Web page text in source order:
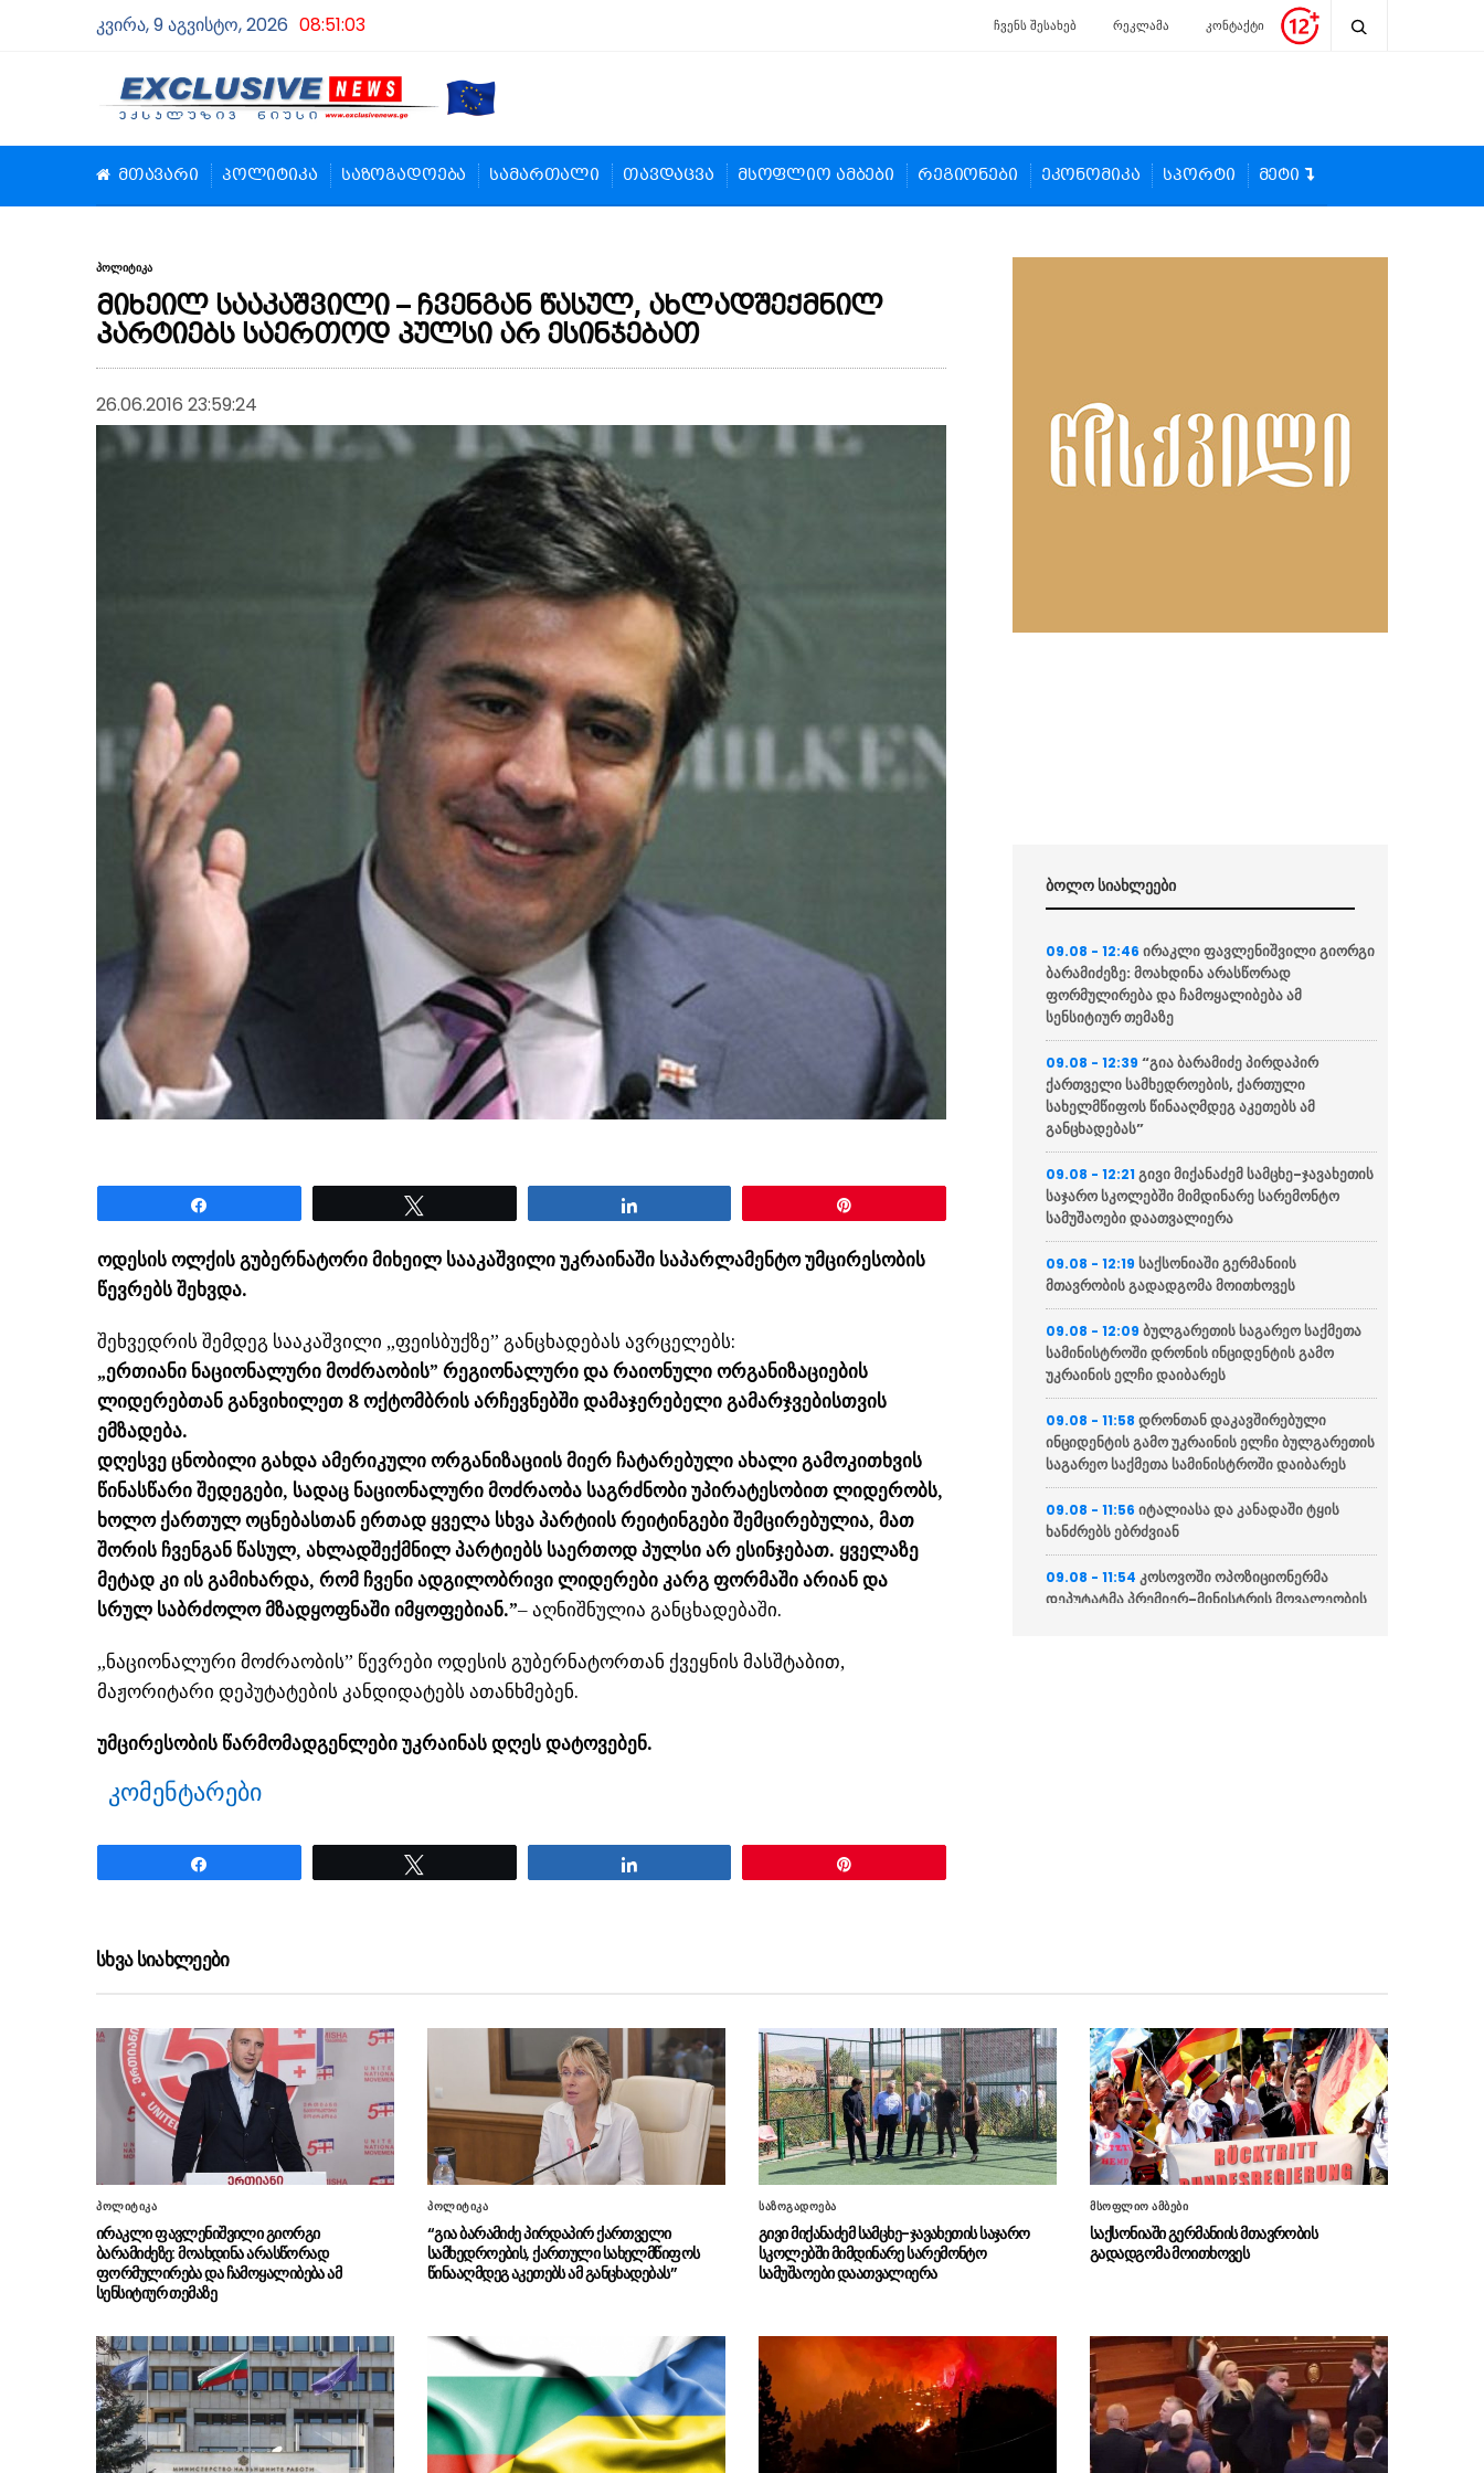
კვირა, 9 აგვისტო, 2026 08:51:03 ჩვენს შესახებ რეკლამა კონტაქტი
მთავარი პოლიტიკა საზოგადოება სამართალი თავდაცვა მსოფლიო ამბები რეგიონები ეკონომიკა სპორტი მეტი
პოლიტიკა
მიხეილ სააკაშვილი – ჩვენგან წასულ, ახლადშექმნილ
პარტიებს საერთოდ პულსი არ ესინჯებათ
26.06.2016 23:59:24
ოდესის ოლქის გუბერნატორი მიხეილ სააკაშვილი უკრაინაში საპარლამენტო უმცირესობის
წევრებს შეხვდა.
შეხვედრის შემდეგ სააკაშვილი „ფეისბუქზე” განცხადებას ავრცელებს:
„ერთიანი ნაციონალური მოძრაობის” რეგიონალური და რაიონული ორგანიზაციების
ლიდერებთან განვიხილეთ 8 ოქტომბრის არჩევნებში დამაჯერებელი გამარჯვებისთვის
ემზადება.
დღესვე ცნობილი გახდა ამერიკული ორგანიზაციის მიერ ჩატარებული ახალი გამოკითხვის
წინასწარი შედეგები, სადაც ნაციონალური მოძრაობა საგრძნობი უპირატესობით ლიდერობს,
ხოლო ქართულ ოცნებასთან ერთად ყველა სხვა პარტიის რეიტინგები შემცირებულია, მათ
შორის ჩვენგან წასულ, ახლადშექმნილ პარტიებს საერთოდ პულსი არ ესინჯებათ. ყველაზე
მეტად კი ის გამიხარდა, რომ ჩვენი ადგილობრივი ლიდერები კარგ ფორმაში არიან და
სრულ საბრძოლო მზადყოფნაში იმყოფებიან.”– აღნიშნულია განცხადებაში.
„ნაციონალური მოძრაობის” წევრები ოდესის გუბერნატორთან ქვეყნის მასშტაბით,
მაჟორიტარი დეპუტატების კანდიდატებს ათანხმებენ.
უმცირესობის წარმომადგენლები უკრაინას დღეს დატოვებენ.
კომენტარები
ბოლო სიახლეები
09.08 - 12:46ირაკლი ფავლენიშვილი გიორგი
ბარამიძეზე: მოახდინა არასწორად
ფორმულირება და ჩამოყალიბება ამ
სენსიტიურ თემაზე
09.08 - 12:39“გია ბარამიძე პირდაპირ
ქართველი სამხედროების, ქართული
სახელმწიფოს წინააღმდეგ აკეთებს ამ
განცხადებას”
09.08 - 12:21გივი მიქანაძემ სამცხე-ჯავახეთის
საჯარო სკოლებში მიმდინარე სარემონტო
სამუშაოები დაათვალიერა
09.08 - 12:19საქსონიაში გერმანიის
მთავრობის გადადგომა მოითხოვეს
09.08 - 12:09ბულგარეთის საგარეო საქმეთა
სამინისტროში დრონის ინციდენტის გამო
უკრაინის ელჩი დაიბარეს
09.08 - 11:58დრონთან დაკავშირებული
ინციდენტის გამო უკრაინის ელჩი ბულგარეთის
საგარეო საქმეთა სამინისტროში დაიბარეს
09.08 - 11:56იტალიასა და კანადაში ტყის
ხანძრებს ებრძვიან
09.08 - 11:54კოსოვოში ოპოზიციონერმა
დეპუტატმა პრემიერ-მინისტრის მოვალეობის
„ჰიტერატურა“ ჩატარდა
09.08 - 11:04“აშშ-ის სახაზინო
დეპარტამენტის უცხოური აქტივების
კონტროლის ოფისის მიერ სანქცირებული პირი
არ წარმოადგენს საქართველოს ეროვნული
ბანკის რეგულირებულ სუბიექტს”
09.08 - 10:51პოლიციამ თბილისში ჯგუფურად
ჩადენილი ძალადობის ბრალდებით 3 პირი
დააკავა (ვიდეო)
დაკავებულია ერთი პირი (ვიდეო)
09.08 - 10:46სამართალდამცველებმა
თბილისსა და რეგიონებში უკანონო
ცეცხლსასროლი იარაღები და საბრძოლო
მასალა ამოიღეს (ვიდეო)
სხვა სიახლეები
პოლიტიკა
ირაკლი ფავლენიშვილი გიორგი
ბარამიძეზე: მოახდინა არასწორად
ფორმულირება და ჩამოყალიბება ამ
სენსიტიურ თემაზე
პოლიტიკა
“გია ბარამიძე პირდაპირ ქართველი
სამხედროების, ქართული სახელმწიფოს
წინააღმდეგ აკეთებს ამ განცხადებას”
საზოგადოება
გივი მიქანაძემ სამცხე-ჯავახეთის საჯარო
სკოლებში მიმდინარე სარემონტო
სამუშაოები დაათვალიერა
მსოფლიო ამბები
საქსონიაში გერმანიის მთავრობის
გადადგომა მოითხოვეს